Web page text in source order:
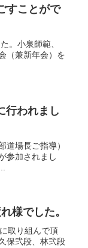
すことがで
。小泉師範、
（兼新年会）を
行われまし
道場長ご指導）
参加されまし
様でした。
取り組んで頂
保弐段、林弐段